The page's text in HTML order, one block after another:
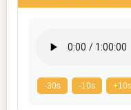
-30s -10s +10s